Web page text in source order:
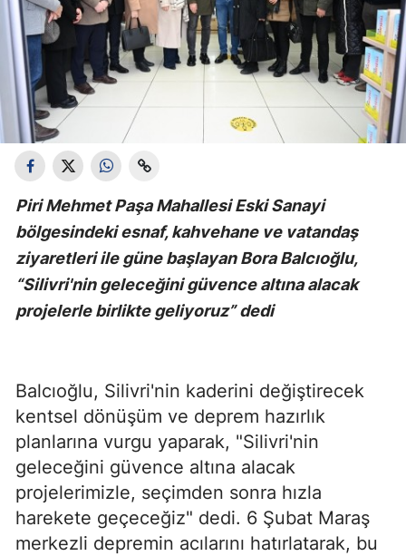
Piri Mehmet Paşa Mahallesi Eski Sanayi
bölgesindeki esnaf, kahvehane ve vatandaş
ziyaretleri ile güne başlayan Bora Balcıoğlu,
“Silivri'nin geleceğini güvence altına alacak
projelerle birlikte geliyoruz” dedi
Balcıoğlu, Silivri'nin kaderini değiştirecek
kentsel dönüşüm ve deprem hazırlık
planlarına vurgu yaparak, "Silivri'nin
geleceğini güvence altına alacak
projelerimizle, seçimden sonra hızla
harekete geçeceğiz" dedi. 6 Şubat Maraş
merkezli depremin acılarını hatırlatarak, bu